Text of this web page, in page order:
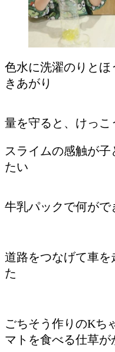
色水に洗濯のりと
きあがり
量を守ると、けっこ
スライムの感触が
たい
牛乳パックで何がで
道路をつなげて車を
た
ごちそう作りのKち
マトを食べる仕草